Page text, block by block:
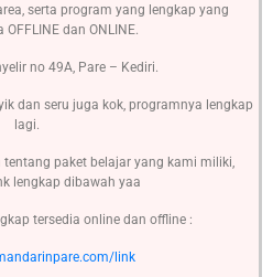
serta program yang lengkap yang
OFFLINE dan ONLINE.
no 49A, Pare – Kediri.
dan seru juga kok, programnya lengkap
lagi.
paket belajar yang kami miliki,
lengkap dibawah yaa
tersedia online dan offline :
link